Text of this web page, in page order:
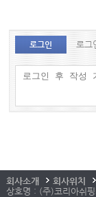
로그인
로그
회사소개 회사위치
상호명 : (주)코리아쉬